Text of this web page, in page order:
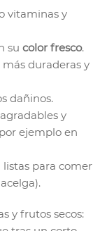
vitaminas y
su color fresco.
duraderas y
dañinos.
y
ejemplo en
listas para comer
y frutos secos: